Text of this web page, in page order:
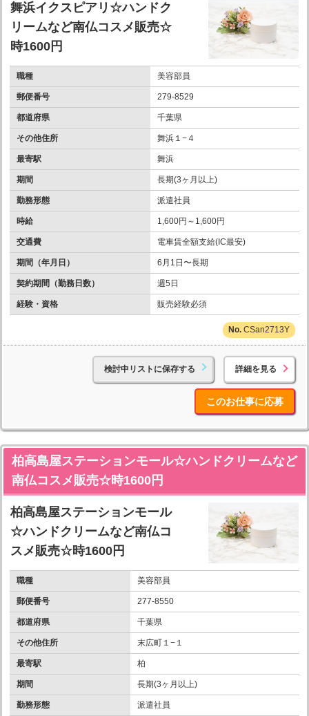
舞浜イクスピアリ☆ハンドク
リームなど南仏コスメ販売☆
時1600円
職種 美容部員
郵便番号 279-8529
都道府県 千葉県
その他住所 舞浜１−４
最寄駅 舞浜
期間 長期(3ヶ月以上)
勤務形態 派遣社員
時給 1,600円～1,600円
交通費 電車賃全額支給(IC最安)
期間（年月日） 6月1日〜長期
契約期間（勤務日数） 週5日
経験・資格 販売経験必須
CSan2713Y
検討中リストに保存する 詳細を見る
このお仕事に応募
柏高島屋ステーションモール☆ハンドクリームなど
南仏コスメ販売☆時1600円
柏高島屋ステーションモール
☆ハンドクリームなど南仏コ
スメ販売☆時1600円
職種 美容部員
郵便番号 277-8550
都道府県 千葉県
その他住所 末広町１−１
最寄駅 柏
期間 長期(3ヶ月以上)
勤務形態 派遣社員